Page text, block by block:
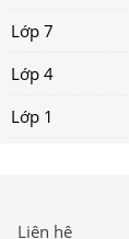
Lớp 7
Lớp 4
Lớp 1
Liên hệ